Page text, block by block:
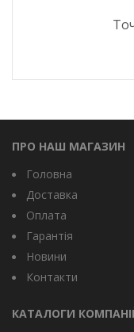
ПРО НАШ МАГАЗИН
Головна
Доставка
Оплата
Гарантія
Новини
Контакти
КАТАЛОГИ